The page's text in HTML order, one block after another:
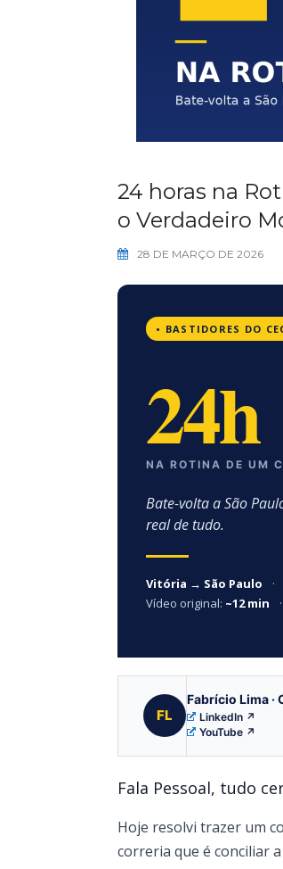
24 horas na
o Verdadeiro
28 DE MARÇO DE 2026
• BASTIDORES DO
24h
NA ROTINA DE UM
Bate-volta a São
real de tudo.
Vitória → São Paulo ·
Vídeo original: ~12 min ·
FL
Fabrício Lima ·
LinkedIn ↗
YouTube ↗
Fala Pessoal, tudo
Hoje resolvi trazer um
correria que é conciliar